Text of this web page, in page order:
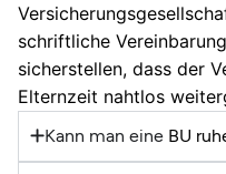
schriftliche
sicherstellen, dass der
Elternzeit nahtlos
Kann man eine BU